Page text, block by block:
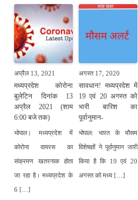
अप्रैल 13, 2021
मध्यप्रदेश कोरोना
बुलेटिन दिनांक 13
अप्रैल 2021 (शाम
6:00 बजे तक)
भोपाल। मध्यप्रदेश में
कोरोना वायरस का
संक्रमण खतरनाक होता
जा रहा है। मध्यप्रदेश के
6 […]
अगस्त 17, 2020
सावधान! मध्यप्रदेश में
19 एवं 20 अगस्त को
भारी बारिश का
पूर्वानुमान-
भोपाल: भारत के मौसम
विशेषज्ञों ने पूर्वानुमान जारी
किया है कि 19 एवं 20
अगस्त को मध्य […]